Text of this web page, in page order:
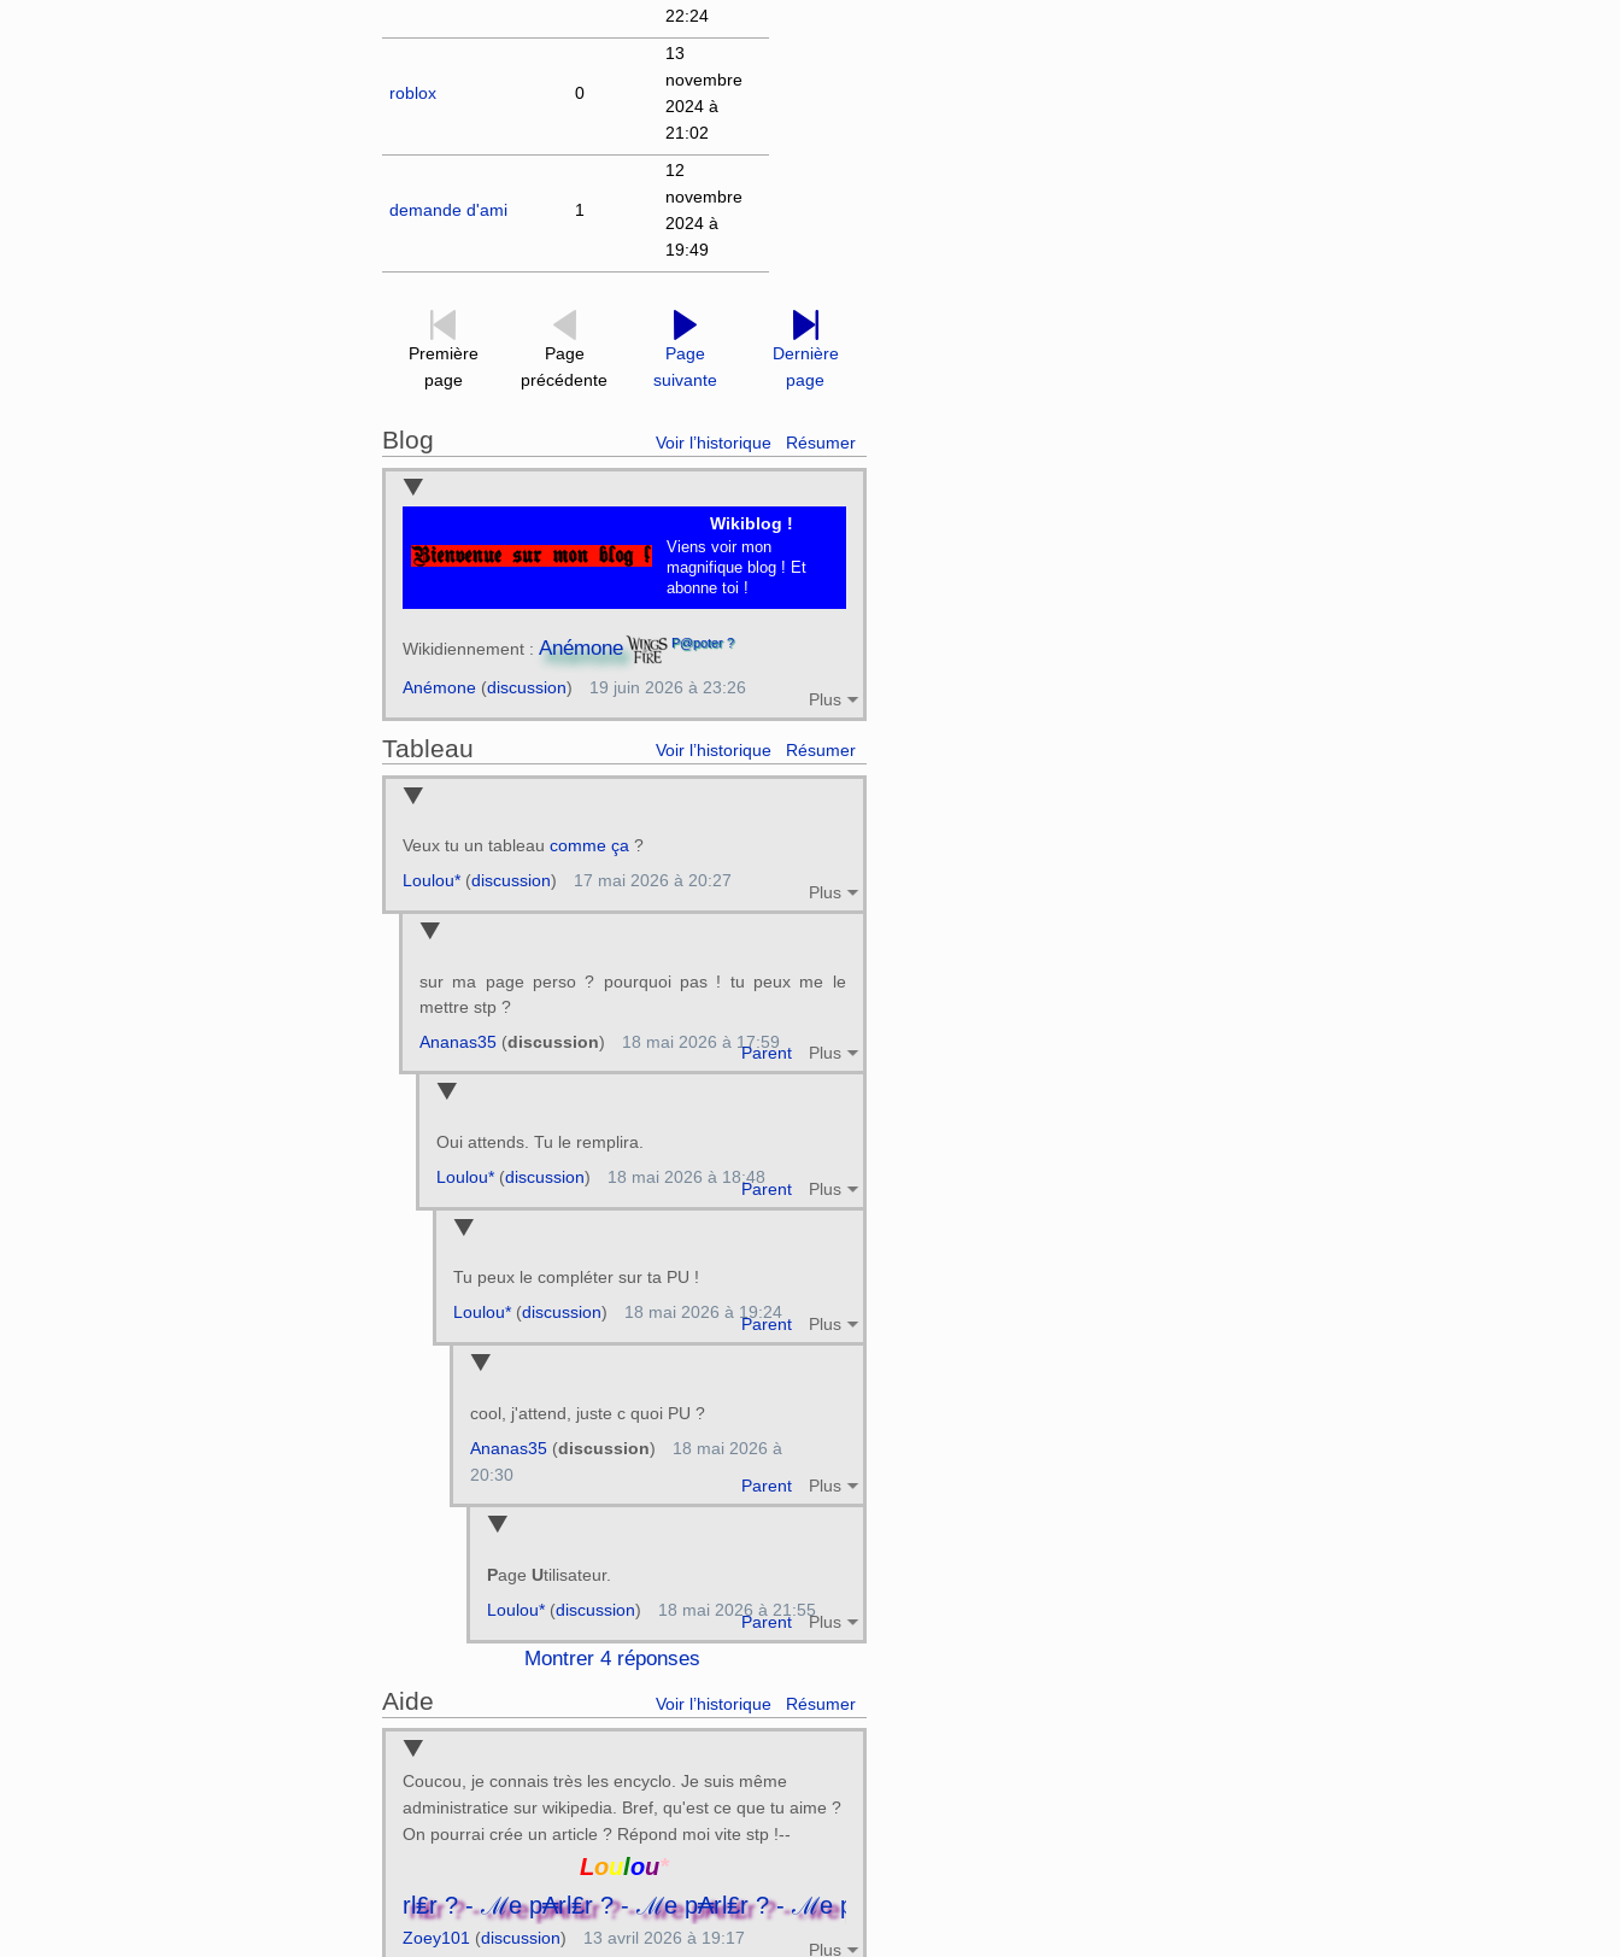
22:24
roblox 0
13
novembre
2024 à
21:02
demande d'ami 1
12
novembre
2024 à
19:49
Première
page
Page
précédente
Page
suivante
Dernière
page
Blog Voir l’historique Résumer
Wikiblog !
Viens voir mon
magnifique blog ! Et
abonne toi !
Wikidiennement : Anémone P@poter ?
Plus
Anémone(discussion) 19 juin 2026 à 23:26
Tableau Voir l’historique Résumer
Veux tu un tableau comme ça ?
Plus
Loulou*(discussion) 17 mai 2026 à 20:27
sur ma page perso ? pourquoi pas ! tu peux me le
mettre stp ?
Parent Plus
Ananas35(discussion) 18 mai 2026 à 17:59
Oui attends. Tu le remplira.
Parent Plus
Loulou*(discussion) 18 mai 2026 à 18:48
Tu peux le compléter sur ta PU !
Parent Plus
Loulou*(discussion) 18 mai 2026 à 19:24
cool, j'attend, juste c quoi PU ?
Parent Plus
Ananas35(discussion)
18 mai 2026 à
20:30
Page Utilisateur.
Parent Plus
Loulou*(discussion) 18 mai 2026 à 21:55
Montrer 4 réponses
Aide Voir l’historique Résumer
Coucou, je connais très les encyclo. Je suis même
administratice sur wikipedia. Bref, qu'est ce que tu aime ?
On pourrai crée un article ? Répond moi vite stp !--
Loulou*
ℳe p₳rl₤r ? - ℳe p₳rl₤r ? - ℳe p₳rl₤r ? - ℳe p₳rl₤r ? - ℳe p₳rl₤r ? - ℳe p₳rl₤r ? - ℳe p₳rl₤r ? - ℳe p₳rl₤r
Plus
Zoey101(discussion) 13 avril 2026 à 19:17